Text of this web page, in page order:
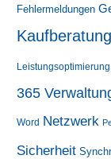
Fehlermeldungen
Kaufberatung
Leistungsoptimierung
365
Word Netzwerk
Sicherheit